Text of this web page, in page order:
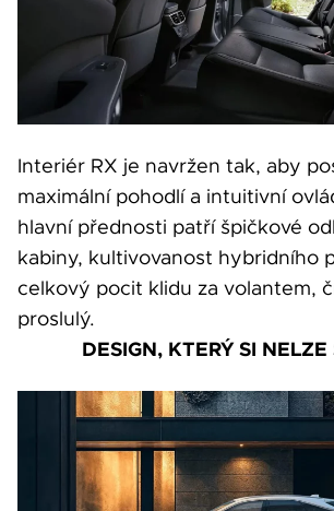
Interiér RX je navržen tak, aby
maximální pohodlí a intuitivní
hlavní přednosti patří špičkové
kabiny, kultivovanost hybridního
celkový pocit klidu za volantem,
proslulý.
DESIGN, KTERÝ SI NELZE